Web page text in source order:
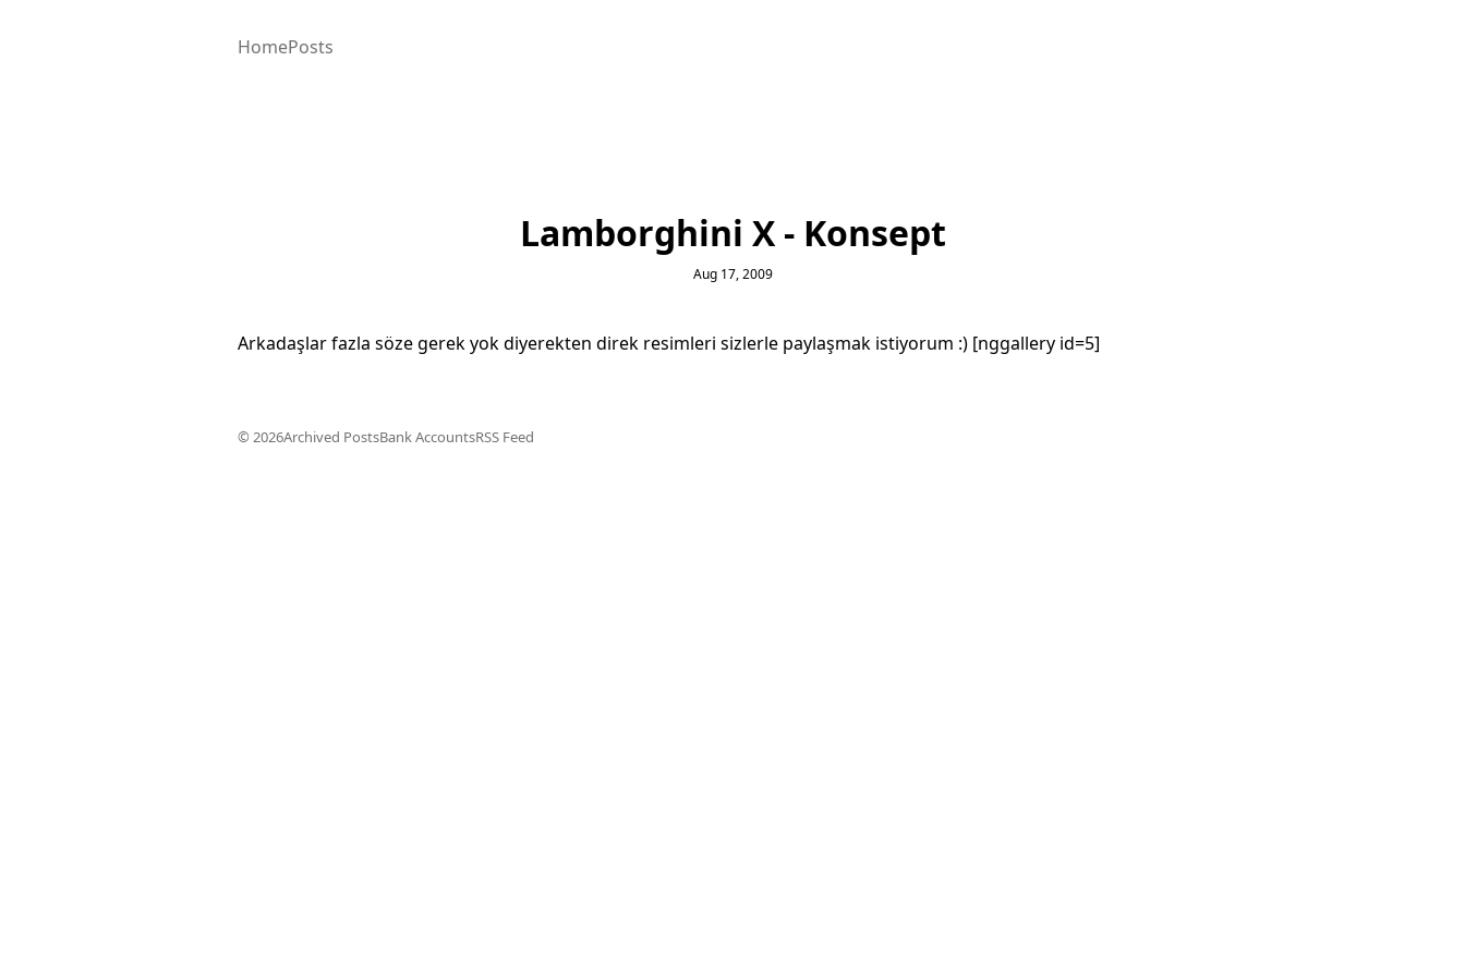
HomePosts
Lamborghini X - Konsept
Aug 17, 2009
Arkadaşlar fazla söze gerek yok diyerekten direk resimleri sizlerle paylaşmak istiyorum :) [nggallery id=5]
© 2026Archived PostsBank AccountsRSS Feed